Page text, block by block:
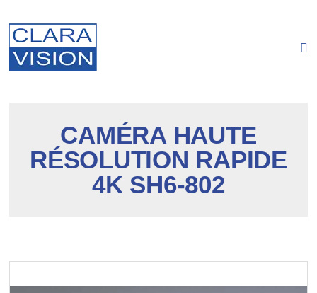
CAMÉRA HAUTE
RÉSOLUTION RAPIDE
4K SH6-802